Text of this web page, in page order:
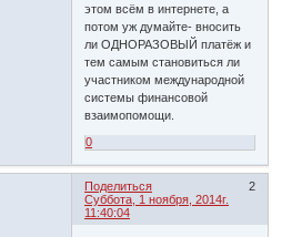
этом всём в интернете, а
потом уж думайте- вносить
ли ОДНОРАЗОВЫЙ платёж и
тем самым становиться ли
участником международной
системы финансовой
взаимопомощи.
0
Поделиться
2
Суббота, 1 ноября, 2014г.
11:40:04